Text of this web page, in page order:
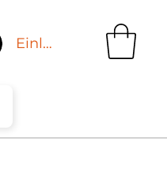
Einloggen